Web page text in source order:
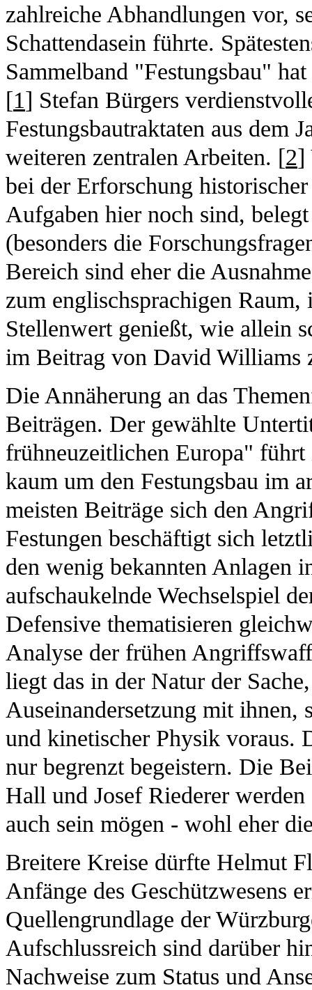
zahlreiche Abhandlungen vor,
Schattendasein führte.
Sammelband "Festungsbau"
[1] Stefan Bürgers
Festungsbautraktaten aus dem
weiteren zentralen Arbeiten. [2]
bei der Erforschung
Aufgaben hier noch sind,
(besonders die
Bereich sind eher die
zum englischsprachigen Raum,
Stellenwert genießt, wie allein
im Beitrag von David Williams
Die Annäherung an das
Beiträgen. Der gewählte
frühneuzeitlichen Europa"
kaum um den Festungsbau im
meisten Beiträge sich den
Festungen beschäftigt sich
den wenig bekannten Anlagen
aufschaukelnde Wechselspiel
Defensive thematisieren
Analyse der frühen
liegt das in der Natur der
Auseinandersetzung mit
und kinetischer Physik voraus.
nur begrenzt begeistern. Die
Hall und Josef Riederer
auch sein mögen - wohl eher
Breitere Kreise dürfte Helmut
Anfänge des Geschützwesens
Quellengrundlage der
Aufschlussreich sind darüber
Nachweise zum Status und